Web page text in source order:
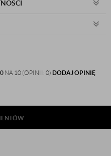
0 NA 10 (OPINII: 0) DODAJ OPINIĘ